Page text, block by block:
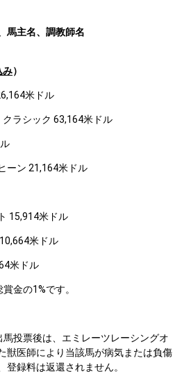
馬主名、調教師名
み）
米ドル
クラシック 63,164米ドル
ーン 21,164米ドル
15,914米ドル
米ドル
米ドル
金の1%です。
投票後は、エミレーツレーシングオ
獣医師により当該馬が病気または負傷
登録料は返還されません。